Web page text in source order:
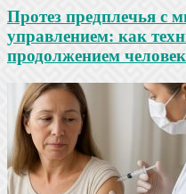
Протез предплечья с
управлением: как
продолжением